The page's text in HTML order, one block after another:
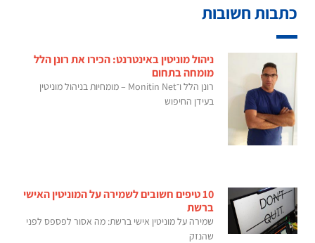
כתבות חשובות
ניהול מוניטין באינטרנט: הכירו את רונן הלל
מומחה בתחום
רונן הלל ו־Monitin Net – מומחיות בניהול מוניטין
בעידן החיפוש
10 טיפים חשובים לשמירה על המוניטין האישי
ברשת
שמירה על מוניטין אישי ברשת: מה אסור לפספס לפני
שהנזק